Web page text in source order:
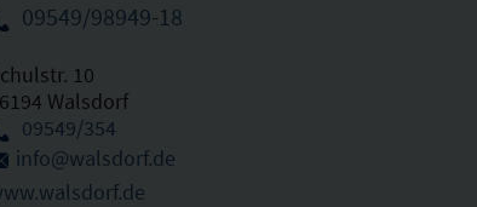
09549/98949-18
10
Walsdorf
09549/354
info@walsdorf.de